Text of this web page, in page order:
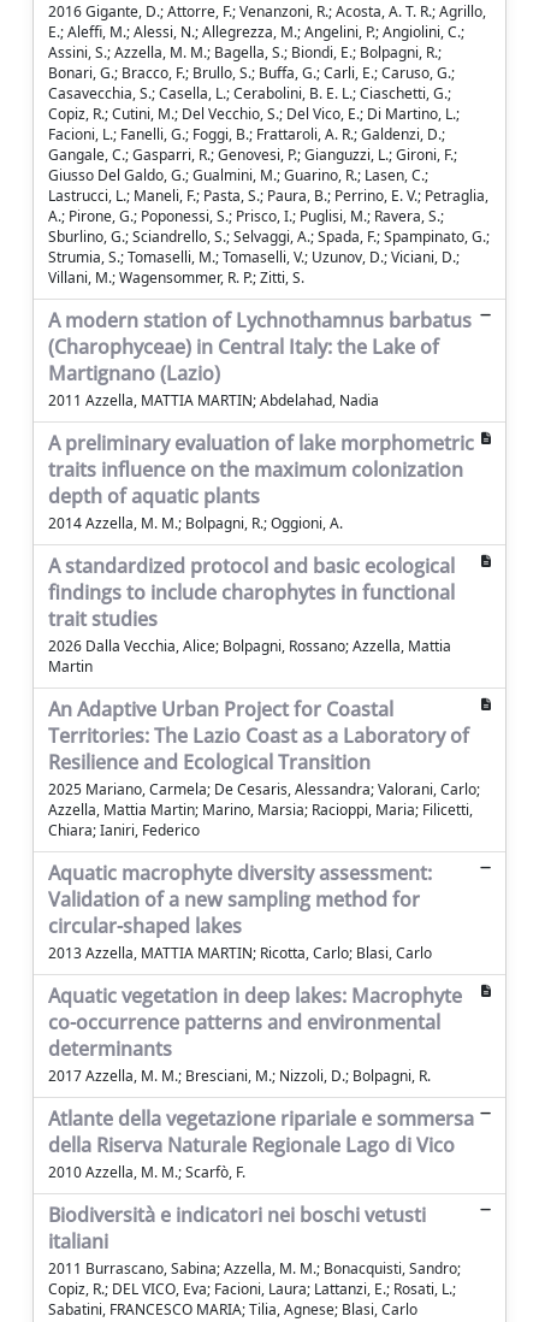
2016 Gigante, D.; Attorre, F.; Venanzoni, R.; Acosta, A. T. R.; Agrillo,
E.; Aleffi, M.; Alessi, N.; Allegrezza, M.; Angelini, P.; Angiolini, C.;
Assini, S.; Azzella, M. M.; Bagella, S.; Biondi, E.; Bolpagni, R.;
Bonari, G.; Bracco, F.; Brullo, S.; Buffa, G.; Carli, E.; Caruso, G.;
Casavecchia, S.; Casella, L.; Cerabolini, B. E. L.; Ciaschetti, G.;
Copiz, R.; Cutini, M.; Del Vecchio, S.; Del Vico, E.; Di Martino, L.;
Facioni, L.; Fanelli, G.; Foggi, B.; Frattaroli, A. R.; Galdenzi, D.;
Gangale, C.; Gasparri, R.; Genovesi, P.; Gianguzzi, L.; Gironi, F.;
Giusso Del Galdo, G.; Gualmini, M.; Guarino, R.; Lasen, C.;
Lastrucci, L.; Maneli, F.; Pasta, S.; Paura, B.; Perrino, E. V.; Petraglia,
A.; Pirone, G.; Poponessi, S.; Prisco, I.; Puglisi, M.; Ravera, S.;
Sburlino, G.; Sciandrello, S.; Selvaggi, A.; Spada, F.; Spampinato, G.;
Strumia, S.; Tomaselli, M.; Tomaselli, V.; Uzunov, D.; Viciani, D.;
Villani, M.; Wagensommer, R. P.; Zitti, S.
A modern station of Lychnothamnus barbatus
(Charophyceae) in Central Italy: the Lake of
Martignano (Lazio)
2011 Azzella, MATTIA MARTIN; Abdelahad, Nadia
A preliminary evaluation of lake morphometric
traits influence on the maximum colonization
depth of aquatic plants
2014 Azzella, M. M.; Bolpagni, R.; Oggioni, A.
A standardized protocol and basic ecological
findings to include charophytes in functional
trait studies
2026 Dalla Vecchia, Alice; Bolpagni, Rossano; Azzella, Mattia
Martin
An Adaptive Urban Project for Coastal
Territories: The Lazio Coast as a Laboratory of
Resilience and Ecological Transition
2025 Mariano, Carmela; De Cesaris, Alessandra; Valorani, Carlo;
Azzella, Mattia Martin; Marino, Marsia; Racioppi, Maria; Filicetti,
Chiara; Ianiri, Federico
Aquatic macrophyte diversity assessment:
Validation of a new sampling method for
circular-shaped lakes
2013 Azzella, MATTIA MARTIN; Ricotta, Carlo; Blasi, Carlo
Aquatic vegetation in deep lakes: Macrophyte
co-occurrence patterns and environmental
determinants
2017 Azzella, M. M.; Bresciani, M.; Nizzoli, D.; Bolpagni, R.
Atlante della vegetazione ripariale e sommersa
della Riserva Naturale Regionale Lago di Vico
2010 Azzella, M. M.; Scarfò, F.
Biodiversità e indicatori nei boschi vetusti
italiani
2011 Burrascano, Sabina; Azzella, M. M.; Bonacquisti, Sandro;
Copiz, R.; DEL VICO, Eva; Facioni, Laura; Lattanzi, E.; Rosati, L.;
Sabatini, FRANCESCO MARIA; Tilia, Agnese; Blasi, Carlo